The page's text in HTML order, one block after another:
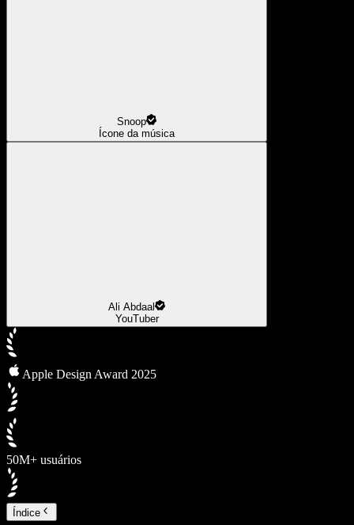
Snoop
Ícone da música
Ali Abdaal
YouTuber
Apple Design Award 2025
50M+ usuários
Índice